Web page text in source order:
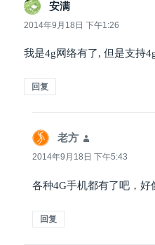
安满
道：
2014年9月18日 下午1:26
我是4g网络有了, 但是支持
回复
老方
道：
2014年9月18日 下午5:43
各种4G手机都有了吧，好
回复